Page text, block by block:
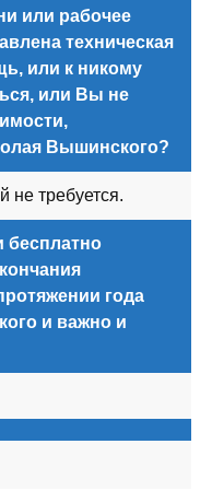
или рабочее
техническая
или к никому
или Вы не
Вышинского?
не требуется.
бесплатно
года
и важно и